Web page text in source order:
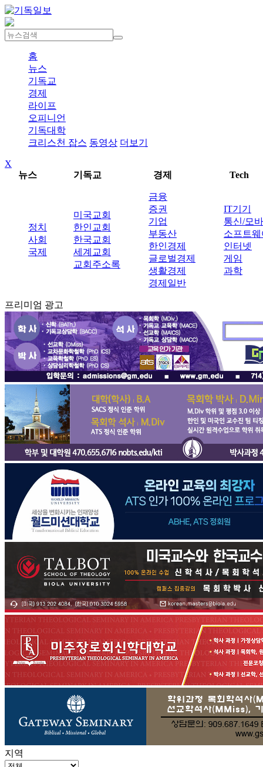
홈
뉴스
기독교
경제
라이프
오피니언
기독대학
크리스천 잡스 동영상 더보기
X
뉴스
기독교 경제 Tech
정치
사회
국제
미국교회
한인교회
한국교회
세계교회
교회주소록
금융
증권
기업
부동산
한인경제
글로벌경제
생활경제
경제일반
IT기기
통신/모
소프트웨
인터넷
게임
과학
프리미엄 광고
지역